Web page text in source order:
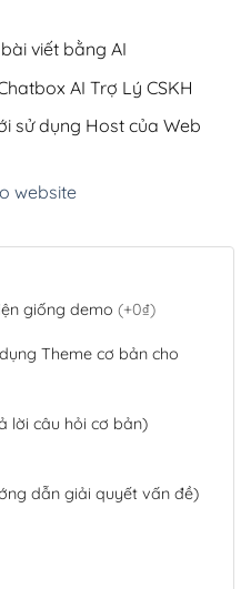
viết bằng AI
AI Trợ Lý CSKH
sử dụng Host của Web
website
giống demo (+0₫)
Theme cơ bản cho
lời câu hỏi cơ bản)
dẫn giải quyết vấn đề)